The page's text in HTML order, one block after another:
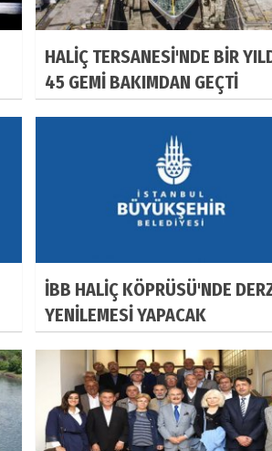
HALİÇ TERSANESİ'NDE BİR
45 GEMİ BAKIMDAN GEÇTİ
İBB HALİÇ KÖPRÜSÜ'NDE
YENİLEMESİ YAPACAK